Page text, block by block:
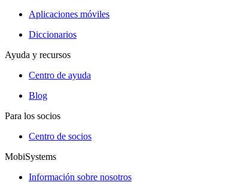
Aplicaciones móviles
Diccionarios
Ayuda y recursos
Centro de ayuda
Blog
Para los socios
Centro de socios
MobiSystems
Información sobre nosotros